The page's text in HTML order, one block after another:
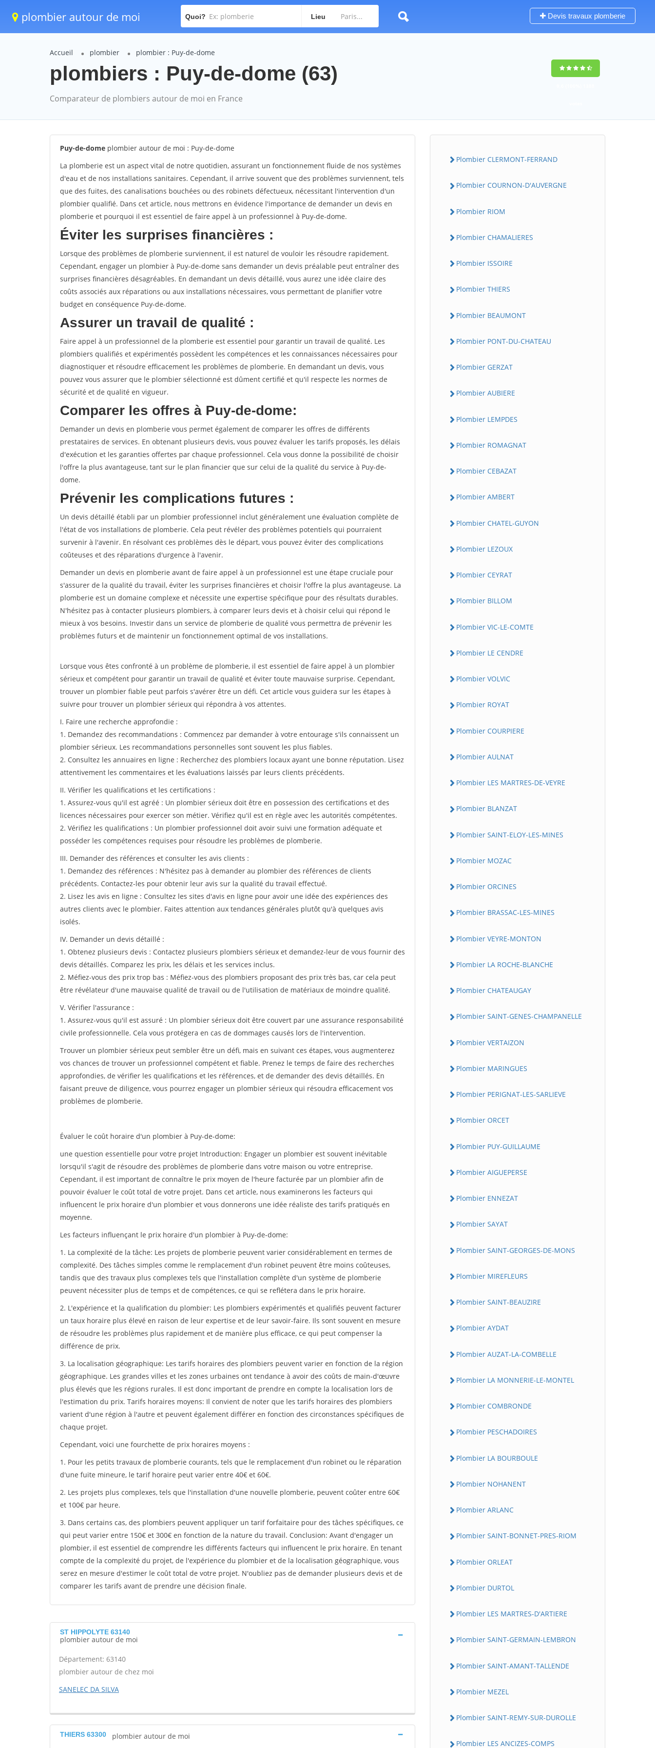
plombier autour de moi Quoi? Lieu Devis travaux plomberie
Accueil plombier plombier : Puy-de-dome
plombiers : Puy-de-dome (63)
Comparateur de plombiers autour de moi en France
Puy-de-dome plombier autour de moi : Puy-de-dome
La plomberie est un aspect vital de notre quotidien, assurant un fonctionnement fluide de nos systèmes
d'eau et de nos installations sanitaires. Cependant, il arrive souvent que des problèmes surviennent, tels
que des fuites, des canalisations bouchées ou des robinets défectueux, nécessitant l'intervention d'un
plombier qualifié. Dans cet article, nous mettrons en évidence l'importance de demander un devis en
plomberie et pourquoi il est essentiel de faire appel à un professionnel à Puy-de-dome.
Éviter les surprises financières :
Lorsque des problèmes de plomberie surviennent, il est naturel de vouloir les résoudre rapidement.
Cependant, engager un plombier à Puy-de-dome sans demander un devis préalable peut entraîner des
surprises financières désagréables. En demandant un devis détaillé, vous aurez une idée claire des
coûts associés aux réparations ou aux installations nécessaires, vous permettant de planifier votre
budget en conséquence Puy-de-dome.
Assurer un travail de qualité :
Faire appel à un professionnel de la plomberie est essentiel pour garantir un travail de qualité. Les
plombiers qualifiés et expérimentés possèdent les compétences et les connaissances nécessaires pour
diagnostiquer et résoudre efficacement les problèmes de plomberie. En demandant un devis, vous
pouvez vous assurer que le plombier sélectionné est dûment certifié et qu'il respecte les normes de
sécurité et de qualité en vigueur.
Comparer les offres à Puy-de-dome:
Demander un devis en plomberie vous permet également de comparer les offres de différents
prestataires de services. En obtenant plusieurs devis, vous pouvez évaluer les tarifs proposés, les délais
d'exécution et les garanties offertes par chaque professionnel. Cela vous donne la possibilité de choisir
l'offre la plus avantageuse, tant sur le plan financier que sur celui de la qualité du service à Puy-de-
dome.
Prévenir les complications futures :
Un devis détaillé établi par un plombier professionnel inclut généralement une évaluation complète de
l'état de vos installations de plomberie. Cela peut révéler des problèmes potentiels qui pourraient
survenir à l'avenir. En résolvant ces problèmes dès le départ, vous pouvez éviter des complications
coûteuses et des réparations d'urgence à l'avenir.
Demander un devis en plomberie avant de faire appel à un professionnel est une étape cruciale pour
s'assurer de la qualité du travail, éviter les surprises financières et choisir l'offre la plus avantageuse. La
plomberie est un domaine complexe et nécessite une expertise spécifique pour des résultats durables.
N'hésitez pas à contacter plusieurs plombiers, à comparer leurs devis et à choisir celui qui répond le
mieux à vos besoins. Investir dans un service de plomberie de qualité vous permettra de prévenir les
problèmes futurs et de maintenir un fonctionnement optimal de vos installations.
Lorsque vous êtes confronté à un problème de plomberie, il est essentiel de faire appel à un plombier
sérieux et compétent pour garantir un travail de qualité et éviter toute mauvaise surprise. Cependant,
trouver un plombier fiable peut parfois s'avérer être un défi. Cet article vous guidera sur les étapes à
suivre pour trouver un plombier sérieux qui répondra à vos attentes.
I. Faire une recherche approfondie :
1. Demandez des recommandations : Commencez par demander à votre entourage s'ils connaissent un
plombier sérieux. Les recommandations personnelles sont souvent les plus fiables.
2. Consultez les annuaires en ligne : Recherchez des plombiers locaux ayant une bonne réputation. Lisez
attentivement les commentaires et les évaluations laissés par leurs clients précédents.
II. Vérifier les qualifications et les certifications :
1. Assurez-vous qu'il est agréé : Un plombier sérieux doit être en possession des certifications et des
licences nécessaires pour exercer son métier. Vérifiez qu'il est en règle avec les autorités compétentes.
2. Vérifiez les qualifications : Un plombier professionnel doit avoir suivi une formation adéquate et
posséder les compétences requises pour résoudre les problèmes de plomberie.
III. Demander des références et consulter les avis clients :
1. Demandez des références : N'hésitez pas à demander au plombier des références de clients
précédents. Contactez-les pour obtenir leur avis sur la qualité du travail effectué.
2. Lisez les avis en ligne : Consultez les sites d'avis en ligne pour avoir une idée des expériences des
autres clients avec le plombier. Faites attention aux tendances générales plutôt qu'à quelques avis
isolés.
IV. Demander un devis détaillé :
1. Obtenez plusieurs devis : Contactez plusieurs plombiers sérieux et demandez-leur de vous fournir des
devis détaillés. Comparez les prix, les délais et les services inclus.
2. Méfiez-vous des prix trop bas : Méfiez-vous des plombiers proposant des prix très bas, car cela peut
être révélateur d'une mauvaise qualité de travail ou de l'utilisation de matériaux de moindre qualité.
V. Vérifier l'assurance :
1. Assurez-vous qu'il est assuré : Un plombier sérieux doit être couvert par une assurance responsabilité
civile professionnelle. Cela vous protégera en cas de dommages causés lors de l'intervention.
Trouver un plombier sérieux peut sembler être un défi, mais en suivant ces étapes, vous augmenterez
vos chances de trouver un professionnel compétent et fiable. Prenez le temps de faire des recherches
approfondies, de vérifier les qualifications et les références, et de demander des devis détaillés. En
faisant preuve de diligence, vous pourrez engager un plombier sérieux qui résoudra efficacement vos
problèmes de plomberie.
Évaluer le coût horaire d'un plombier à Puy-de-dome:
une question essentielle pour votre projet Introduction: Engager un plombier est souvent inévitable
lorsqu'il s'agit de résoudre des problèmes de plomberie dans votre maison ou votre entreprise.
Cependant, il est important de connaître le prix moyen de l'heure facturée par un plombier afin de
pouvoir évaluer le coût total de votre projet. Dans cet article, nous examinerons les facteurs qui
influencent le prix horaire d'un plombier et vous donnerons une idée réaliste des tarifs pratiqués en
moyenne.
Les facteurs influençant le prix horaire d'un plombier à Puy-de-dome:
1. La complexité de la tâche: Les projets de plomberie peuvent varier considérablement en termes de
complexité. Des tâches simples comme le remplacement d'un robinet peuvent être moins coûteuses,
tandis que des travaux plus complexes tels que l'installation complète d'un système de plomberie
peuvent nécessiter plus de temps et de compétences, ce qui se reflétera dans le prix horaire.
2. L'expérience et la qualification du plombier: Les plombiers expérimentés et qualifiés peuvent facturer
un taux horaire plus élevé en raison de leur expertise et de leur savoir-faire. Ils sont souvent en mesure
de résoudre les problèmes plus rapidement et de manière plus efficace, ce qui peut compenser la
différence de prix.
3. La localisation géographique: Les tarifs horaires des plombiers peuvent varier en fonction de la région
géographique. Les grandes villes et les zones urbaines ont tendance à avoir des coûts de main-d'œuvre
plus élevés que les régions rurales. Il est donc important de prendre en compte la localisation lors de
l'estimation du prix. Tarifs horaires moyens: Il convient de noter que les tarifs horaires des plombiers
varient d'une région à l'autre et peuvent également différer en fonction des circonstances spécifiques de
chaque projet.
Cependant, voici une fourchette de prix horaires moyens :
1. Pour les petits travaux de plomberie courants, tels que le remplacement d'un robinet ou le réparation
d'une fuite mineure, le tarif horaire peut varier entre 40€ et 60€.
2. Les projets plus complexes, tels que l'installation d'une nouvelle plomberie, peuvent coûter entre 60€
et 100€ par heure.
3. Dans certains cas, des plombiers peuvent appliquer un tarif forfaitaire pour des tâches spécifiques, ce
qui peut varier entre 150€ et 300€ en fonction de la nature du travail. Conclusion: Avant d'engager un
plombier, il est essentiel de comprendre les différents facteurs qui influencent le prix horaire. En tenant
compte de la complexité du projet, de l'expérience du plombier et de la localisation géographique, vous
serez en mesure d'estimer le coût total de votre projet. N'oubliez pas de demander plusieurs devis et de
comparer les tarifs avant de prendre une décision finale.
ST HIPPOLYTE 63140
plombier autour de moi
Département: 63140
plombier autour de chez moi
SANELEC DA SILVA
THIERS 63300 plombier autour de moi
Plombier CLERMONT-FERRAND
Plombier COURNON-D'AUVERGNE
Plombier RIOM
Plombier CHAMALIERES
Plombier ISSOIRE
Plombier THIERS
Plombier BEAUMONT
Plombier PONT-DU-CHATEAU
Plombier GERZAT
Plombier AUBIERE
Plombier LEMPDES
Plombier ROMAGNAT
Plombier CEBAZAT
Plombier AMBERT
Plombier CHATEL-GUYON
Plombier LEZOUX
Plombier CEYRAT
Plombier BILLOM
Plombier VIC-LE-COMTE
Plombier LE CENDRE
Plombier VOLVIC
Plombier ROYAT
Plombier COURPIERE
Plombier AULNAT
Plombier LES MARTRES-DE-VEYRE
Plombier BLANZAT
Plombier SAINT-ELOY-LES-MINES
Plombier MOZAC
Plombier ORCINES
Plombier BRASSAC-LES-MINES
Plombier VEYRE-MONTON
Plombier LA ROCHE-BLANCHE
Plombier CHATEAUGAY
Plombier SAINT-GENES-CHAMPANELLE
Plombier VERTAIZON
Plombier MARINGUES
Plombier PERIGNAT-LES-SARLIEVE
Plombier ORCET
Plombier PUY-GUILLAUME
Plombier AIGUEPERSE
Plombier ENNEZAT
Plombier SAYAT
Plombier SAINT-GEORGES-DE-MONS
Plombier MIREFLEURS
Plombier SAINT-BEAUZIRE
Plombier AYDAT
Plombier AUZAT-LA-COMBELLE
Plombier LA MONNERIE-LE-MONTEL
Plombier COMBRONDE
Plombier PESCHADOIRES
Plombier LA BOURBOULE
Plombier NOHANENT
Plombier ARLANC
Plombier SAINT-BONNET-PRES-RIOM
Plombier ORLEAT
Plombier DURTOL
Plombier LES MARTRES-D'ARTIERE
Plombier SAINT-GERMAIN-LEMBRON
Plombier SAINT-AMANT-TALLENDE
Plombier MEZEL
Plombier SAINT-REMY-SUR-DUROLLE
Plombier LES ANCIZES-COMPS